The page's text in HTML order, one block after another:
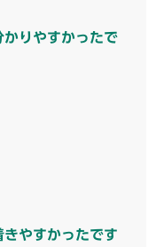
りやすかったで
やすかったです